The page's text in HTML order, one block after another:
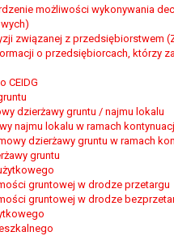
możliwości wykonywania
związanej z przedsiębiorstwem
o przedsiębiorcach, którzy
CEIDG
dzierżawy gruntu / najmu lokalu
najmu lokalu w ramach
dzierżawy gruntu w ramach
gruntu
gruntowej w drodze przetargu
gruntowej w drodze